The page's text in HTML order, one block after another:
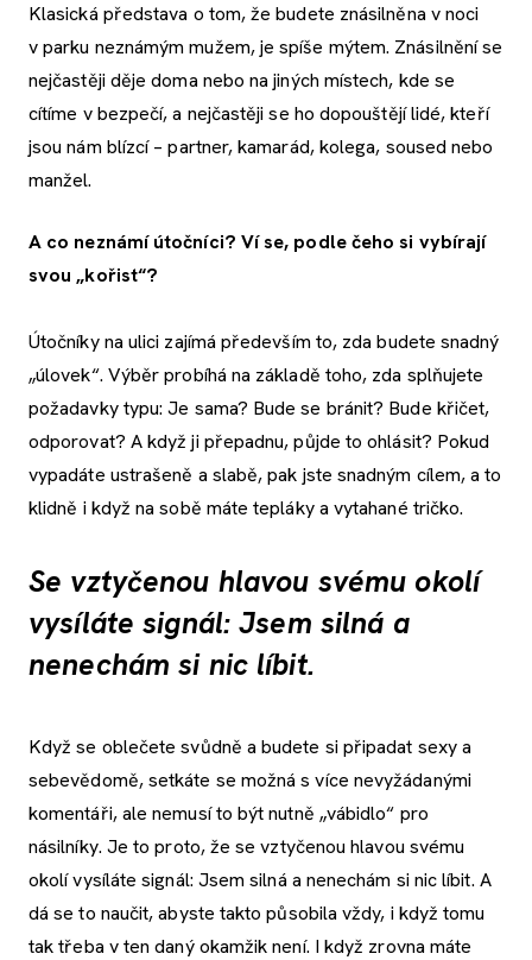
Klasická představa o tom, že budete znásilněna v noci
v parku neznámým mužem, je spíše mýtem. Znásilnění se
nejčastěji děje doma nebo na jiných místech, kde se
cítíme v bezpečí, a nejčastěji se ho dopouštějí lidé, kteří
jsou nám blízcí – partner, kamarád, kolega, soused nebo
manžel.
A co neznámí útočníci? Ví se, podle čeho si vybírají
svou „kořist“?
Útočníky na ulici zajímá především to, zda budete snadný
„úlovek“. Výběr probíhá na základě toho, zda splňujete
požadavky typu: Je sama? Bude se bránit? Bude křičet,
odporovat? A když ji přepadnu, půjde to ohlásit? Pokud
vypadáte ustrašeně a slabě, pak jste snadným cílem, a to
klidně i když na sobě máte tepláky a vytahané tričko.
Se vztyčenou hlavou svému okolí
vysíláte signál: Jsem silná a
nenechám si nic líbit.
Když se oblečete svůdně a budete si připadat sexy a
sebevědomě, setkáte se možná s více nevyžádanými
komentáři, ale nemusí to být nutně „vábidlo“ pro
násilníky. Je to proto, že se vztyčenou hlavou svému
okolí vysíláte signál: Jsem silná a nenechám si nic líbit. A
dá se to naučit, abyste takto působila vždy, i když tomu
tak třeba v ten daný okamžik není. I když zrovna máte